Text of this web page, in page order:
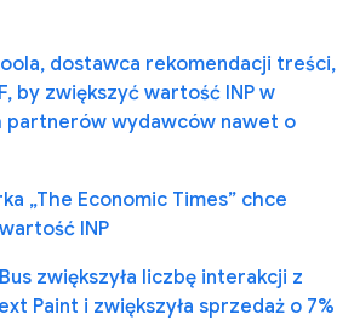
dostawca rekomendacji treści,
by zwiększyć wartość INP w
partnerów wydawców nawet o
„The Economic Times” chce
INP
zwiększyła liczbę interakcji z
Paint i zwiększyła sprzedaż o 7%